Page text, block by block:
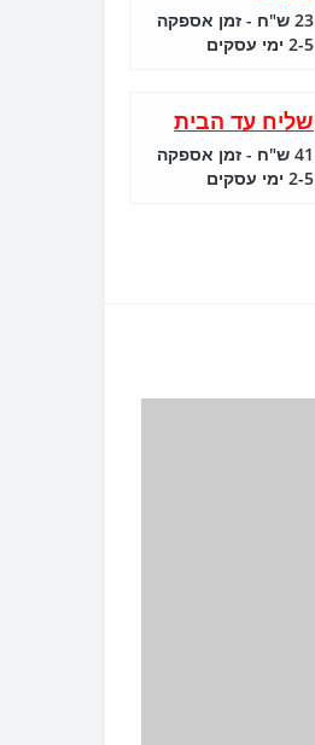
23 ש"ח - זמן אספקה
2-5 ימי עסקים
שליח עד הבית
41 ש"ח - זמן אספקה
2-5 ימי עסקים